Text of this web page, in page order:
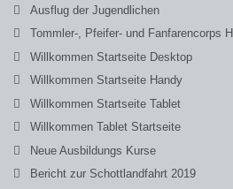
Ausflug der Jugendlichen
Tommler-, Pfeifer- und Fanfarencorps
Willkommen Startseite Desktop
Willkommen Startseite Handy
Willkommen Startseite Tablet
Willkommen Tablet Startseite
Neue Ausbildungs Kurse
Bericht zur Schottlandfahrt 2019